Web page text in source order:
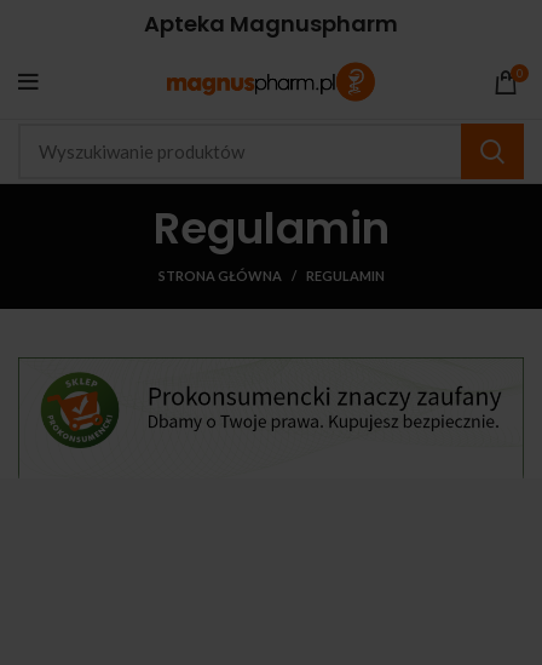
Apteka Magnuspharm
0
Regulamin
STRONA GŁÓWNA REGULAMIN